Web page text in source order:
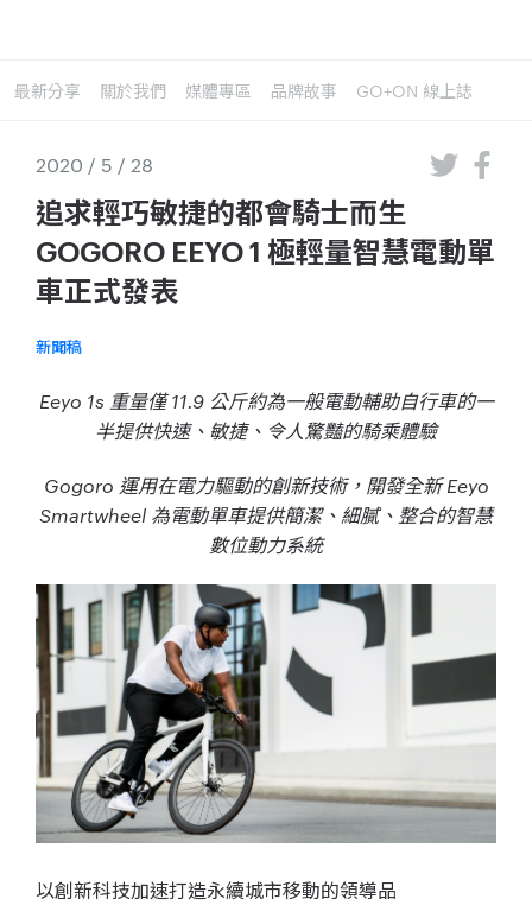
最新分享 關於我們 媒體專區 品牌故事 GO+ON 線上誌
2020 / 5 / 28
追求輕巧敏捷的都會騎士而生
GOGORO EEYO 1 極輕量智慧電動單
車正式發表
新聞稿
Eeyo 1s 重量僅11.9 公斤約為一般電動輔助自行車的一
半提供快速、敏捷、令人驚豔的騎乘體驗
Gogoro 運用在電力驅動的創新技術，開發全新Eeyo
Smartwheel 為電動單車提供簡潔、細膩、整合的智慧
數位動力系統
以創新科技加速打造永續城市移動的領導品